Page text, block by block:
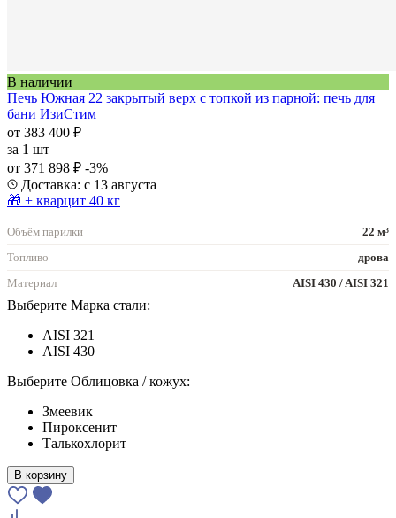
В наличии
Печь Южная 22 закрытый верх с топкой из парной: печь для
бани ИзиСтим
от 383 400 ₽
за 1 шт
от 371 898 ₽ -3%
Доставка: с 13 августа
🎁 + кварцит 40 кг
Объём парилки
22 м³
Топливо
дрова
Материал
AISI 430 / AISI 321
Выберите Марка стали:
AISI 321
AISI 430
Выберите Облицовка / кожух:
Змеевик
Пироксенит
Талькохлорит
В корзину